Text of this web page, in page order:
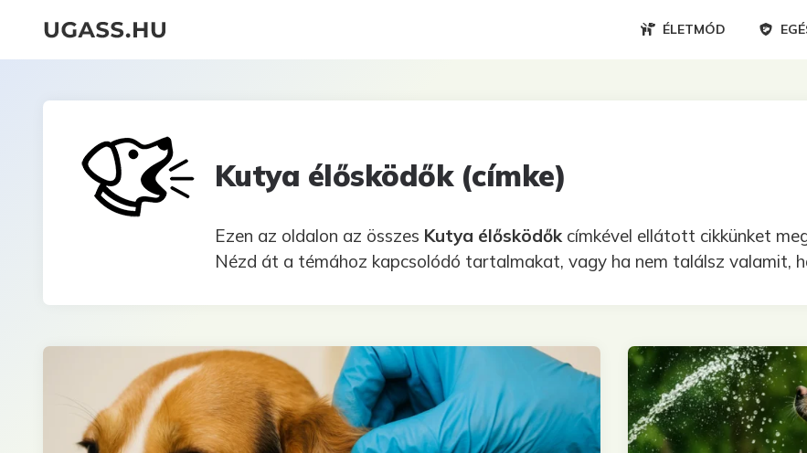
ÉLETMÓD
Kutya élősködők (címke)
Ezen az oldalon az összes Kutya élősködőkcímkével ellátott cikkünket
Nézd át a témához kapcsolódó tartalmakat, vagy ha nem találsz valamit,